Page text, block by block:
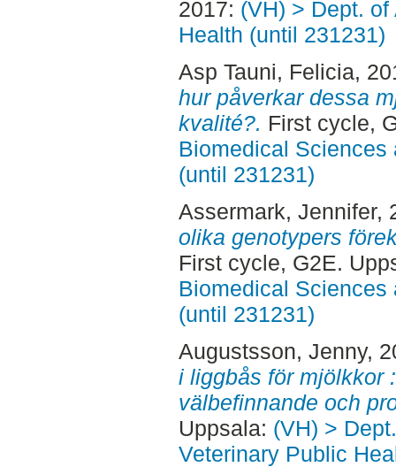
2017: (VH) > Dept.
Health (until 231231)
Asp Tauni, Felicia,
hur påverkar dessa
kvalité?. First cycle,
Biomedical Sciences
(until 231231)
Assermark, Jennifer,
olika genotypers
First cycle, G2E.
Biomedical Sciences
(until 231231)
Augustsson, Jenny,
i liggbås för mjölkkor
välbefinnande och
Uppsala: (VH) >
Veterinary Public